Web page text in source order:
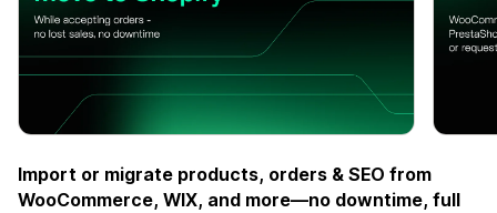
Import or migrate products, orders & SEO from
WooCommerce, WIX, and more—no downtime, full